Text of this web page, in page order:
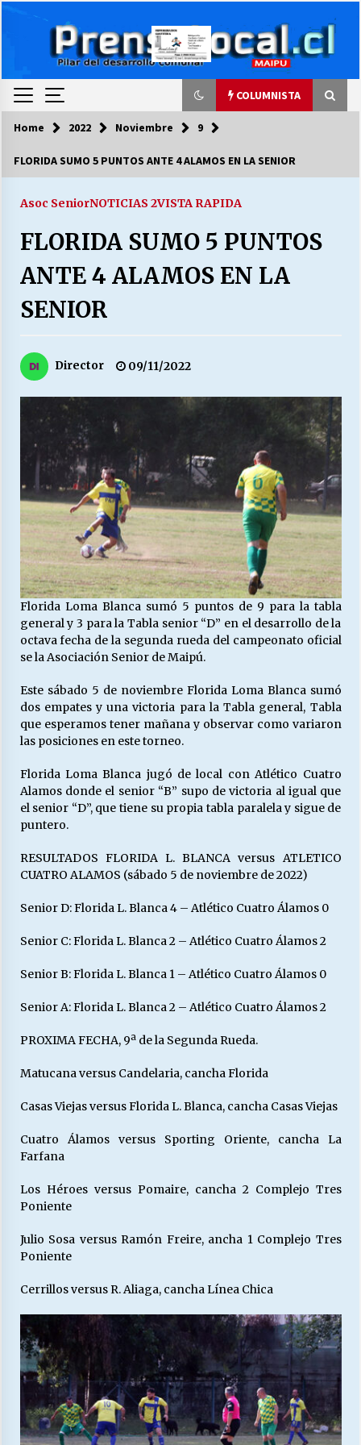
COLUMNISTA
COLUMNISTA
cuándo van a bajar?
HISTORIA
27/07/2026
MUNICIPALIDAD, TRABAJADORES, CLIMA
LABORAL:
Escuela hospitalaria El Carmen de Maipu.
25/06/2026
¿Qué habrían dicho?
23/06/2026
VOLVER A SER ALTERNATIVA
16/06/2026
MUNICIPALIDADES, HONORARIOS, DESPIDOS
28/05/2026
Releyendo la Rerum Novarum a 135 años. “La
cuestión social hoy”.
16/05/2026
Nuestras Almas)
30/04/2026
18/04/2026
06/04/2026
Home 2022 Noviembre 9
FLORIDA SUMO 5 PUNTOS ANTE 4 ALAMOS EN LA SENIOR
Asoc SeniorNOTICIAS 2VISTA RAPIDA
FLORIDA SUMO 5 PUNTOS
ANTE 4 ALAMOS EN LA
SENIOR
Director 09/11/2022
Florida Loma Blanca sumó 5 puntos de 9 para la tabla
general y 3 para la Tabla senior “D” en el desarrollo de la
octava fecha de la segunda rueda del campeonato oficial
se la Asociación Senior de Maipú.
Este sábado 5 de noviembre Florida Loma Blanca sumó
dos empates y una victoria para la Tabla general, Tabla
que esperamos tener mañana y observar como variaron
las posiciones en este torneo.
Florida Loma Blanca jugó de local con Atlético Cuatro
Alamos donde el senior “B” supo de victoria al igual que
el senior “D”, que tiene su propia tabla paralela y sigue de
puntero.
RESULTADOS FLORIDA L. BLANCA versus ATLETICO
CUATRO ALAMOS (sábado 5 de noviembre de 2022)
Senior D: Florida L. Blanca 4 – Atlético Cuatro Álamos 0
Senior C: Florida L. Blanca 2 – Atlético Cuatro Álamos 2
Senior B: Florida L. Blanca 1 – Atlético Cuatro Álamos 0
Senior A: Florida L. Blanca 2 – Atlético Cuatro Álamos 2
PROXIMA FECHA, 9ª de la Segunda Rueda.
Matucana versus Candelaria, cancha Florida
Casas Viejas versus Florida L. Blanca, cancha Casas Viejas
Cuatro Álamos versus Sporting Oriente, cancha La
Farfana
Los Héroes versus Pomaire, cancha 2 Complejo Tres
Poniente
Julio Sosa versus Ramón Freire, ancha 1 Complejo Tres
Poniente
Cerrillos versus R. Aliaga, cancha Línea Chica